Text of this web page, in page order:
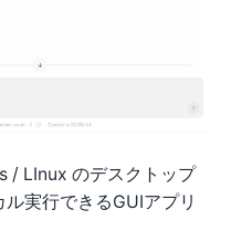
/ LInux のデスクトップ
実行できるGUIアプリ